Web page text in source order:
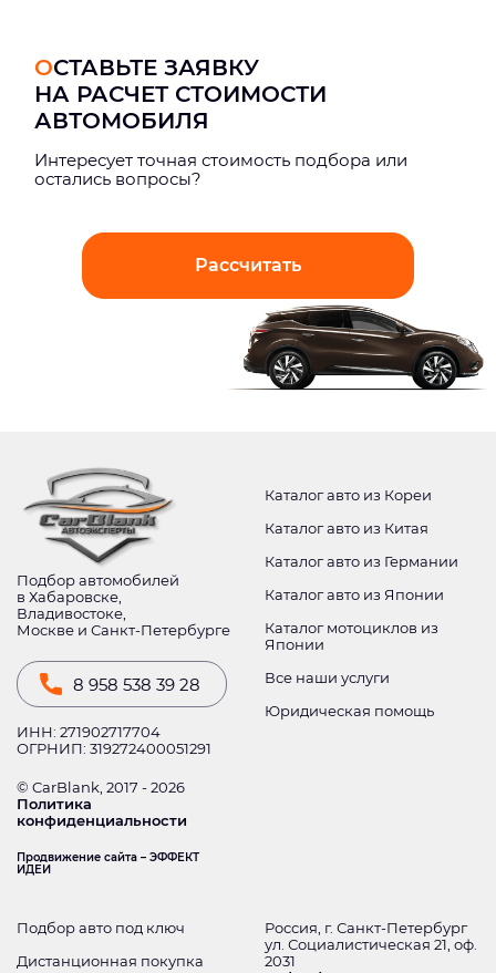
ОСТАВЬТЕ ЗАЯВКУ
НА РАСЧЕТ СТОИМОСТИ
АВТОМОБИЛЯ
Интерeсует точная стоимость подбора или
остались вопросы?
Рассчитать
Подбор автомобилей
в Хабаровске,
Владивостоке,
Москве и Санкт-Петербурге
8 958 538 39 28
ИНН: 271902717704
ОГРНИП: 319272400051291
© CarBlank, 2017 - 2026
Политика
конфиденциальности
Продвижение сайта – ЭФФЕКТ
ИДЕИ
Каталог авто из Кореи
Каталог авто из Китая
Каталог авто из Германии
Каталог авто из Японии
Каталог мотоциклов из
Японии
Все наши услуги
Юридическая помощь
Подбор авто под ключ
Дистанционная покупка
Россия, г. Санкт-Петербург
ул. Социалистическая 21, оф.
2031